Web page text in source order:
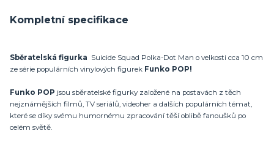
Kompletní specifikace
Sběratelská figurka Suicide Squad Polka-Dot Man o velkosti cca 10 cm
ze série populárních vinylových figurek Funko POP!
Funko POP jsou sběratelské figurky založené na postavách z těch
nejznámějších filmů, TV seriálů, videoher a dalších populárních témat,
které se díky svému humornému zpracování těší oblibě fanoušků po
celém světě.